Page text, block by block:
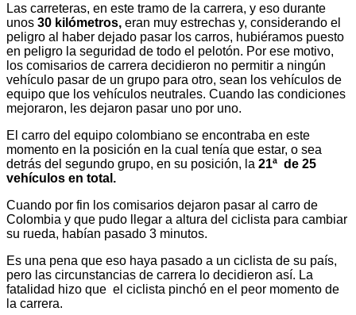
Las carreteras, en este tramo de la carrera, y eso durante
unos 30 kilómetros, eran muy estrechas y, considerando el
peligro al haber dejado pasar los carros, hubiéramos puesto
en peligro la seguridad de todo el pelotón. Por ese motivo,
los comisarios de carrera decidieron no permitir a ningún
vehículo pasar de un grupo para otro, sean los vehículos de
equipo que los vehículos neutrales. Cuando las condiciones
mejoraron, les dejaron pasar uno por uno.
El carro del equipo colombiano se encontraba en este
momento en la posición en la cual tenía que estar, o sea
detrás del segundo grupo, en su posición, la 21ª de 25
vehículos en total.
Cuando por fin los comisarios dejaron pasar al carro de
Colombia y que pudo llegar a altura del ciclista para cambiar
su rueda, habían pasado 3 minutos.
Es una pena que eso haya pasado a un ciclista de su país,
pero las circunstancias de carrera lo decidieron así. La
fatalidad hizo que el ciclista pinchó en el peor momento de
la carrera.